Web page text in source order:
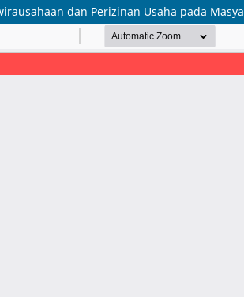
dan Perizinan Usaha pada